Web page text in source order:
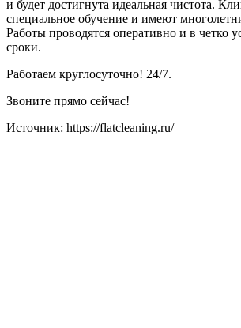
и будет достигнута идеальная чистота.
специальное обучение и имеют
Работы проводятся оперативно и в четко
сроки.
Работаем круглосуточно! 24/7.
Звоните прямо сейчас!
Источник: https://flatcleaning.ru/